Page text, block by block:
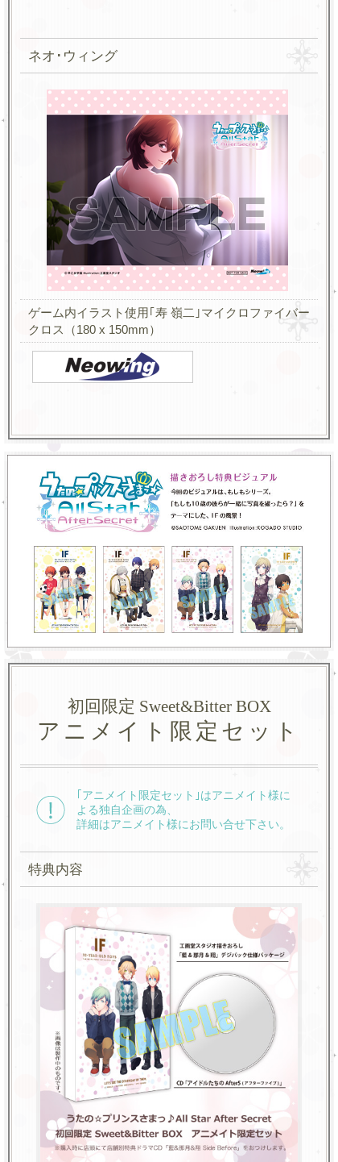
ネオ･ウィング
ゲーム内イラスト使用｢寿 嶺二｣マイクロファイバー
クロス（180 x 150mm）
初回限定 Sweet&Bitter BOX
アニメイト限定セット
｢アニメイト限定セット｣はアニメイト様に
よる独自企画の為、
詳細はアニメイト様にお問い合せ下さい。
特典内容